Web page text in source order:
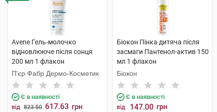
Avene Гель-молочко
відновлюючe після сонця
200 мл 1 флакон
П'єр Фабр Дермо-Косметик
Є в наявності
від 823.50 617.63 грн
Біокон Пінка дитяча після
засмаги Пантенол-актив 150
мл 1 флакон
Біокон
Є в наявності
від 147.00 грн